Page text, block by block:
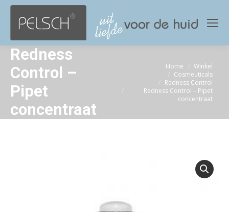
Redness
Control –
Pipet
concentraat
Home
Winkel
Cosmeuticals
Redness Control
Redness Control – Pipet
concentraat